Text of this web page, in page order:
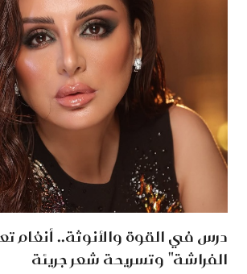
درس في القوة والأنوثة.. أنغام
الفراشة" وتسريحة شعر جريئة